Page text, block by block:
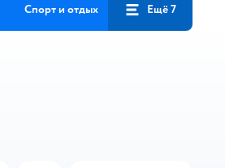
Спорт и отдых Ещё 7